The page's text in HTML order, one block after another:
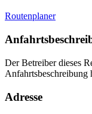
Routenplaner
Der Betreiber dieses
Anfahrtsbeschreibung
Adresse